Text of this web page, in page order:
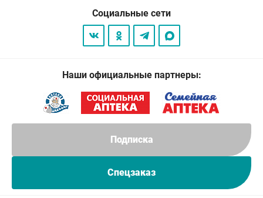
Подписка
Спецзаказ
Социальные сети
Наши официальные партнеры: